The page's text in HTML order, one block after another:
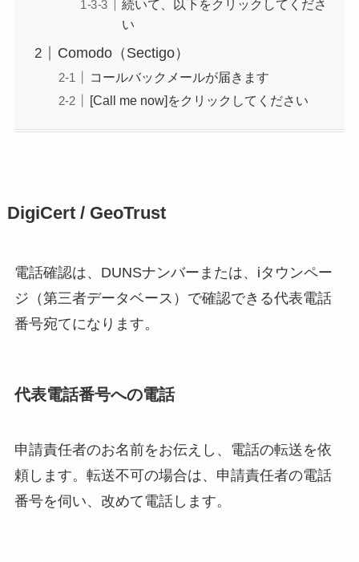
続いて、以下をクリックしてくださ
い
Comodo（Sectigo）
コールバックメールが届きます
[Call me now]をクリックしてください
DigiCert / GeoTrust
電話確認は、DUNSナンバーまたは、iタウンペー
ジ（第三者データベース）で確認できる代表電話
番号宛てになります。
代表電話番号への電話
申請責任者のお名前をお伝えし、電話の転送を依
頼します。転送不可の場合は、申請責任者の電話
番号を伺い、改めて電話します。